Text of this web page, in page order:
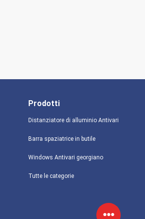
Prodotti
Distanziatore di alluminio Antivari
Barra spaziatrice in butile
Windows Antivari georgiano
Tutte le categorie